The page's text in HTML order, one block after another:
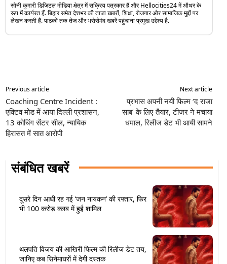
सोनी कुमारी डिजिटल मीडिया क्षेत्र में सक्रिय पत्रकार हैं और Hellocities24 में ऑथर के
रूप में कार्यरत हैं. बिहार समेत देशभर की ताजा खबरों, शिक्षा, रोजगार और सामाजिक मुद्दों पर
लेखन करती हैं. पाठकों तक तेज और भरोसेमंद खबरें पहुंचाना प्रमुख उद्देश्य है.
Previous article
Coaching Centre Incident :
एक्टिव मोड में आया दिल्ली प्रशासन,
13 कोचिंग सेंटर सील, न्यायिक
हिरासत में सात आरोपी
Next article
प्रभास अपनी नयी फिल्म ‘द राजा
साब’ के लिए तैयार, टीजर ने मचाया
धमाल, रिलीज डेट भी आयी सामने
संबंधित खबरें
दूसरे दिन आधी रह गई ‘जन नायकन’ की रफ्तार, फिर
भी 100 करोड़ क्लब में हुई शामिल
थलपति विजय की आखिरी फिल्म की रिलीज डेट तय,
जानिए कब सिनेमाघरों में देगी दस्तक